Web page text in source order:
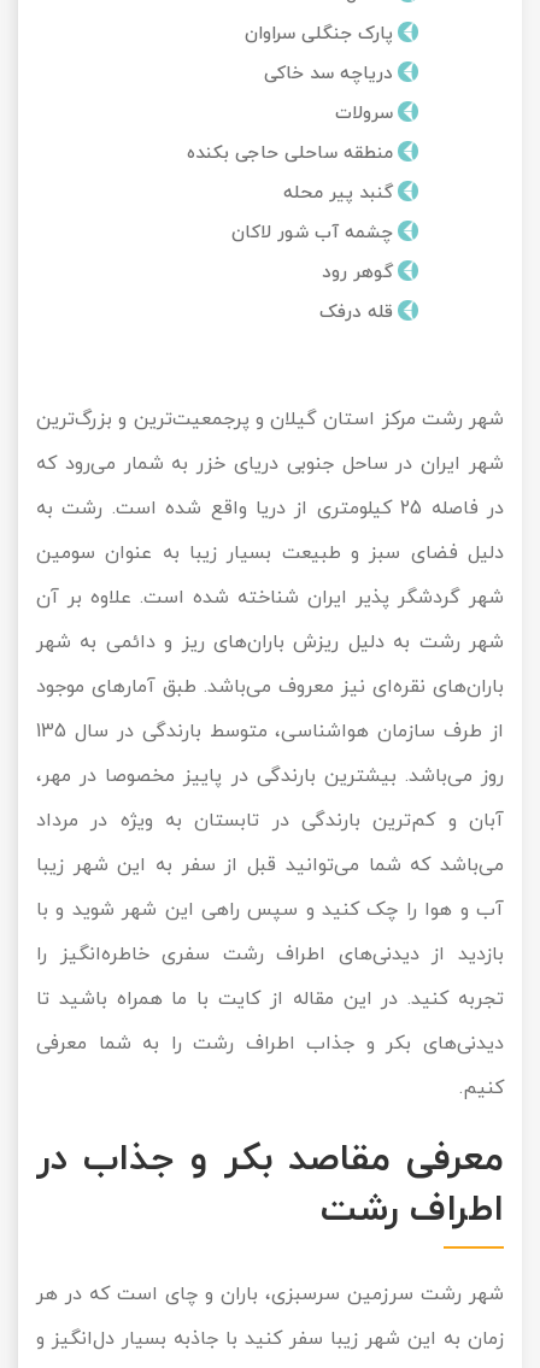
پارک جنگلی سراوان
دریاچه سد خاکی
سرولات
منطقه ساحلی حاجی بکنده
گنبد پیر محله
چشمه آب شور لاکان
گوهر رود
قله درفک
شهر رشت مرکز استان گیلان و پرجمعیت‌ترین و بزرگ‌ترین
شهر ایران در ساحل جنوبی دریای خزر به شمار می‌رود که
در فاصله 25 کیلومتری از دریا واقع شده است. رشت به
دلیل فضای سبز و طبیعت بسیار زیبا به عنوان سومین
شهر گردشگر پذیر ایران شناخته شده است. علاوه بر آن
شهر رشت به دلیل ریزش باران‌های ریز و دائمی به شهر
باران‌های نقره‌ای نیز معروف می‌باشد. طبق آمارهای موجود
از طرف سازمان هواشناسی، متوسط بارندگی در سال 135
روز می‌باشد. بیشترین بارندگی در پاییز مخصوصا در مهر،
آبان و کم‌ترین بارندگی در تابستان به ویژه در مرداد
می‌باشد که شما می‌توانید قبل از سفر به این شهر زیبا
آب و هوا را چک کنید و سپس راهی این شهر شوید و با
بازدید از دیدنی‌های اطراف رشت سفری خاطره‌انگیز را
تجربه کنید. در این مقاله از کایت با ما همراه باشید تا
دیدنی‌های بکر و جذاب اطراف رشت را به شما معرفی
کنیم.
معرفی مقاصد بکر و جذاب در
اطراف رشت
شهر رشت سرزمین سرسبزی، باران و چای است که در هر
زمان به این شهر زیبا سفر کنید با جاذبه بسیار دل‌انگیز و
تور کویر مرنجاب
تور کویر کاراکال
تور کویر مصر
تور کویر ابوزیدآباد
تور مرداب سراوان
تور گلستان
تور سوباتان
تور چابهار
تور مرداب هسل
تور کاشان
تور اصفهان
تور آفرود
تور کیش از ساری
تور کیش از بندرعباس
تور سنگاپور اقساطی
تور قزاقستان اقساطی
تور زیارتی اقساطی